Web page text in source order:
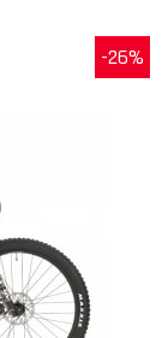
-26%